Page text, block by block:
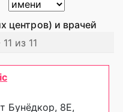
центров) и врачей
из 11
Бунёдкор, 8Е,